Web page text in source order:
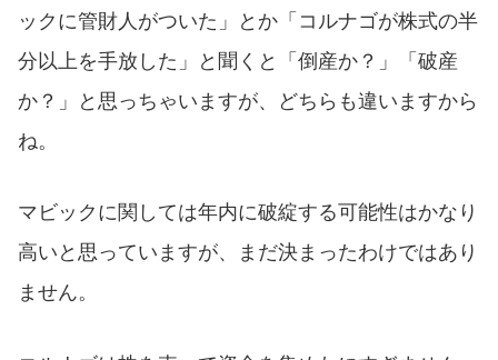
ックに管財人がついた」とか「コルナゴが株式の半
分以上を手放した」と聞くと「倒産か？」「破産
か？」と思っちゃいますが、どちらも違いますから
ね。
マビックに関しては年内に破綻する可能性はかなり
高いと思っていますが、まだ決まったわけではあり
ません。